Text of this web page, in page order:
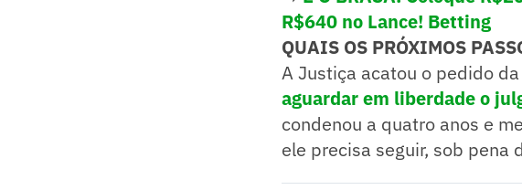
R$640 no Lance! Betting
QUAIS OS PRÓXIMOS
A Justiça acatou o pedido
aguardar em liberdade o
condenou a quatro anos e
ele precisa seguir, sob pena